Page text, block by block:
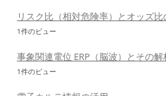
リスク比（相対危険率）とオッズ
1件のビュー
事象関連電位 ERP（脳波）とその
1件のビュー